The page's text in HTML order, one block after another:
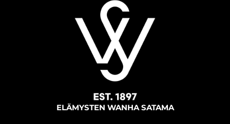
ELÄMYSTEN WANHA SATAMA